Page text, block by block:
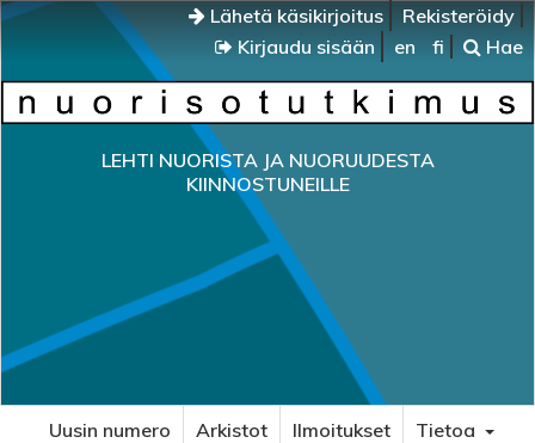
Lähetä käsikirjoitus
Rekisteröidy
Kirjaudu sisään
en fi Hae
LEHTI NUORISTA JA NUORUUDESTA
KIINNOSTUNEILLE
Uusin numero Arkistot Ilmoitukset Tietoa